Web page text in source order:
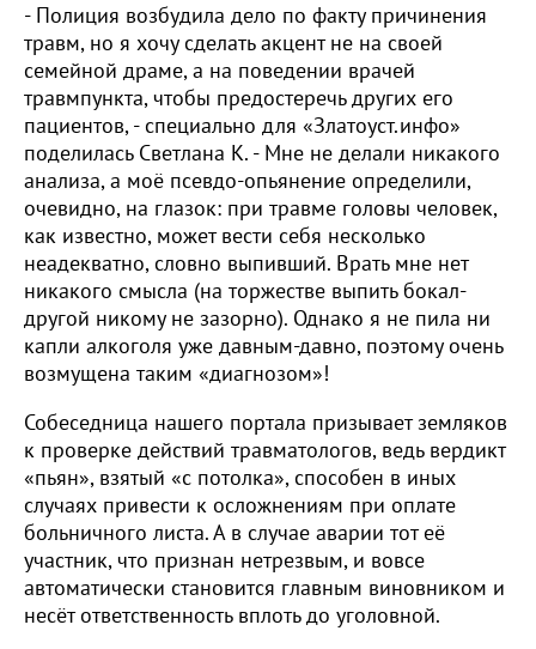
- Полиция возбудила дело по факту причинения
травм, но я хочу сделать акцент не на своей
семейной драме, а на поведении врачей
травмпункта, чтобы предостеречь других его
пациентов, - специально для «Златоуст.инфо»
поделилась Светлана К. - Мне не делали никакого
анализа, а моё псевдо­-опьянение определили,
очевидно, на глазок: при травме головы человек,
как известно, может вести себя несколько
неадекватно, словно выпивший. Врать мне нет
никакого смысла (на торжестве выпить бокал-
другой никому не зазорно). Однако я не пила ни
капли алкоголя уже давным-давно, поэтому очень
возмущена таким «диагнозом»!
Собеседница нашего портала призывает земляков
к проверке действий травматологов, ведь вердикт
«пьян», взятый «с потолка», способен в иных
случаях привести к осложнениям при оплате
больничного листа. А в случае аварии тот её
участник, что признан нетрезвым, и вовсе
автоматически становится главным виновником и
несёт ответственность вплоть до уголовной.